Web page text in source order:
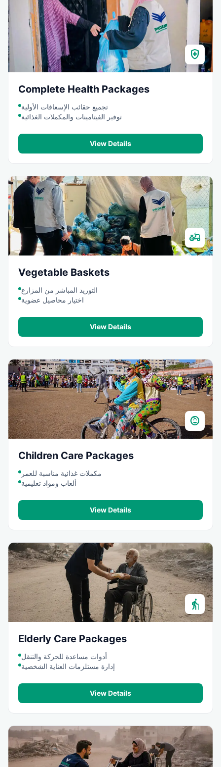
health_and_safety
Complete Health Packages
تجميع حقائب الإسعافات الأولية
توفير الفيتامينات والمكملات الغذائية
View Details
agriculture
Vegetable Baskets
التوريد المباشر من المزارع
اختيار محاصيل عضوية
View Details
child_care
Children Care Packages
مكملات غذائية مناسبة للعمر
ألعاب ومواد تعليمية
View Details
elderly
Elderly Care Packages
أدوات مساعدة للحركة والتنقل
إدارة مستلزمات العناية الشخصية
View Details